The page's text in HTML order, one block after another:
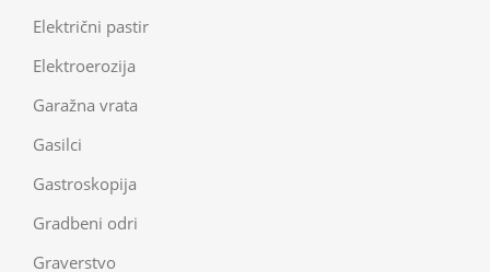
Električni pastir
Elektroerozija
Garažna vrata
Gasilci
Gastroskopija
Gradbeni odri
Graverstvo